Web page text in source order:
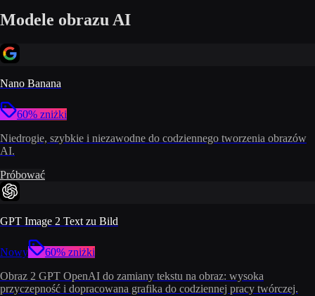
Modele obrazu AI
Nano Banana
60% zniżki
Niedrogie, szybkie i niezawodne do codziennego tworzenia obrazów
AI.
Próbować
GPT Image 2 Text zu Bild
Nowy
60% zniżki
Obraz 2 GPT OpenAI do zamiany tekstu na obraz: wysoka
przyczepność i dopracowana grafika do codziennej pracy twórczej.